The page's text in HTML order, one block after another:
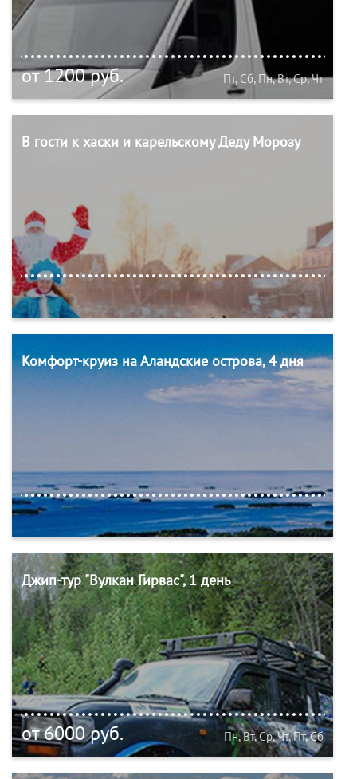
от 1200 руб. Пт, Сб, Пн, Вт, Ср, Чт
В гости к хаски и карельскому Деду Морозу
Комфорт-круиз на Аландские острова, 4 дня
Джип-тур "Вулкан Гирвас", 1 день
от 6000 руб. Пн, Вт, Ср, Чт, Пт, Сб